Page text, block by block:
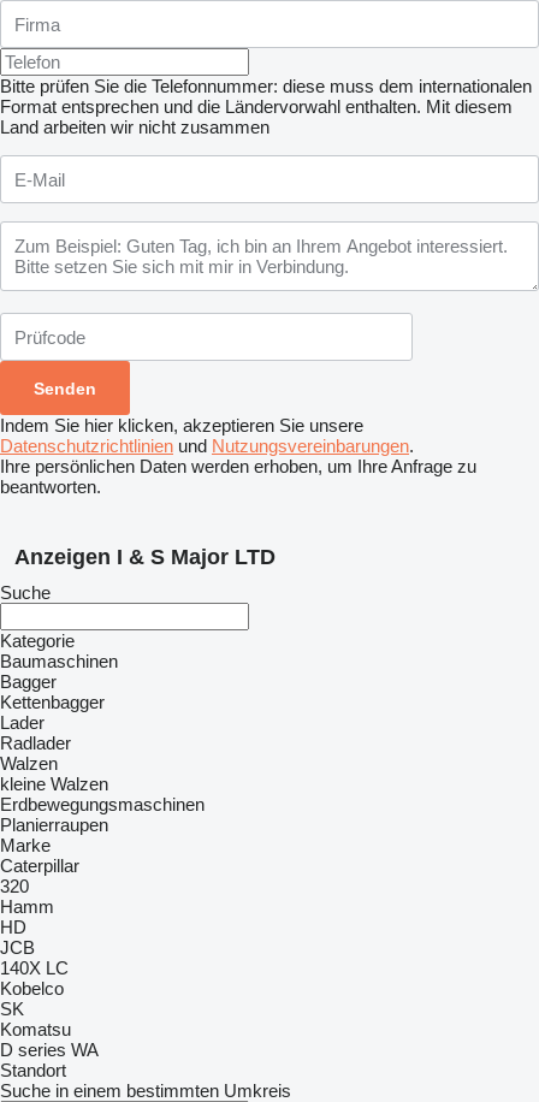
Bitte prüfen Sie die Telefonnummer: diese muss dem internationalen
Format entsprechen und die Ländervorwahl enthalten. Mit diesem
Land arbeiten wir nicht zusammen
Indem Sie hier klicken, akzeptieren Sie unsere
Datenschutzrichtlinien und Nutzungsvereinbarungen.
Ihre persönlichen Daten werden erhoben, um Ihre Anfrage zu
beantworten.
Anzeigen I & S Major LTD
Suche
Kategorie
Baumaschinen
Bagger
Kettenbagger
Lader
Radlader
Walzen
kleine Walzen
Erdbewegungsmaschinen
Planierraupen
Marke
Caterpillar
320
Hamm
HD
JCB
140X LC
Kobelco
SK
Komatsu
D series WA
Standort
Suche in einem bestimmten Umkreis